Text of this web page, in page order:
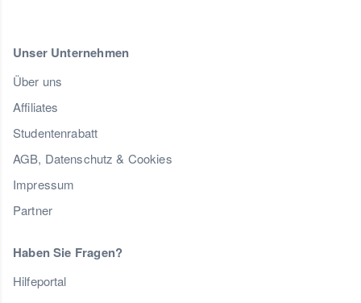
Unser Unternehmen
Über uns
Affiliates
Studentenrabatt
AGB, Datenschutz & Cookies
Impressum
Partner
Haben Sie Fragen?
Hilfeportal